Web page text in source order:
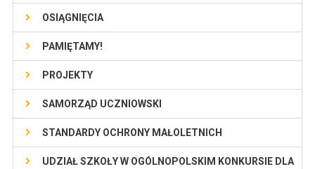
OSIĄGNIĘCIA
PAMIĘTAMY!
PROJEKTY
SAMORZĄD UCZNIOWSKI
STANDARDY OCHRONY MAŁOLETNICH
UDZIAŁ SZKOŁY W OGÓLNOPOLSKIM KONKURSIE DLA